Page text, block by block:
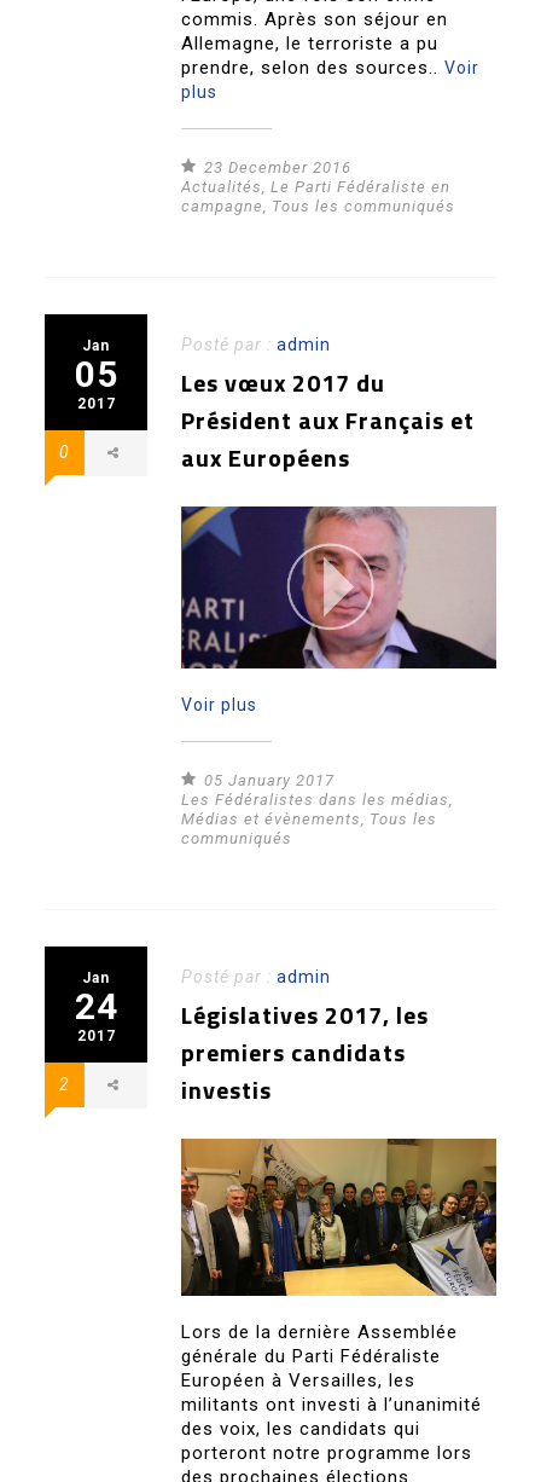
commis. Après son séjour en
Allemagne, le terroriste a pu
prendre, selon des sources..Voir
plus
23 December 2016
Actualités,Le Parti Fédéraliste en
campagne, Tous les communiqués
Jan
05
2017
0
Posté par :admin
Les vœux 2017 du
Président aux Français et
aux Européens
Voir plus
05 January 2017
Les Fédéralistes dans les médias
Médias et évènements
Tous les
communiqués
Jan
24
2017
2
Posté par :admin
Législatives 2017, les
premiers candidats
investis
Lors de la dernière Assemblée
générale du Parti Fédéraliste
Européen à Versailles, les
militants ont investi à l’unanimité
des voix, les candidats qui
porteront notre programme lors
des prochaines élections